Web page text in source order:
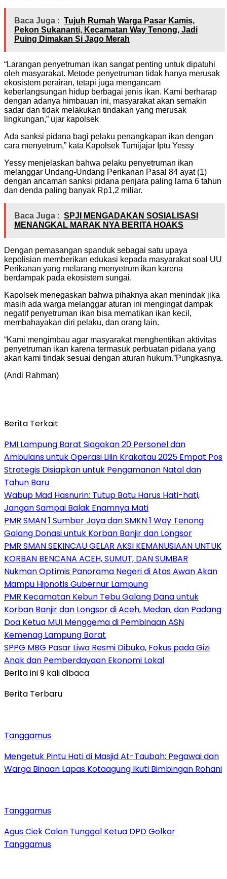
Baca Juga : Tujuh Rumah Warga Pasar Kamis,
Pekon Sukananti, Kecamatan Way Tenong, Jadi
Puing Dimakan Si Jago Merah
“Larangan penyetruman ikan sangat penting untuk dipatuhi
oleh masyarakat. Metode penyetruman tidak hanya merusak
ekosistem perairan, tetapi juga mengancam
keberlangsungan hidup berbagai jenis ikan. Kami berharap
dengan adanya himbauan ini, masyarakat akan semakin
sadar dan tidak melakukan tindakan yang merusak
lingkungan,” ujar kapolsek
Ada sanksi pidana bagi pelaku penangkapan ikan dengan
cara menyetrum,” kata Kapolsek Tumijajar Iptu Yessy
Yessy menjelaskan bahwa pelaku penyetruman ikan
melanggar Undang-Undang Perikanan Pasal 84 ayat (1)
dengan ancaman sanksi pidana penjara paling lama 6 tahun
dan denda paling banyak Rp1,2 miliar.
Baca Juga : SPJI MENGADAKAN SOSIALISASI
MENANGKAL MARAK NYA BERITA HOAKS
Dengan pemasangan spanduk sebagai satu upaya
kepolisian memberikan edukasi kepada masyarakat soal UU
Perikanan yang melarang menyetrum ikan karena
berdampak pada ekosistem sungai.
Kapolsek menegaskan bahwa pihaknya akan menindak jika
masih ada warga melanggar aturan ini mengingat dampak
negatif penyetruman ikan bisa mematikan ikan kecil,
membahayakan diri pelaku, dan orang lain.
“Kami mengimbau agar masyarakat menghentikan aktivitas
penyetruman ikan karena termasuk perbuatan pidana yang
akan kami tindak sesuai dengan aturan hukum.”Pungkasnya.
(Andi Rahman)
Berita Terkait
PMI Lampung Barat Siagakan 20 Personel dan
Ambulans untuk Operasi Lilin Krakatau 2025 Empat Pos
Strategis Disiapkan untuk Pengamanan Natal dan
Tahun Baru
Wabup Mad Hasnurin: Tutup Batu Harus Hati-hati,
Jangan Sampai Balak Enamnya Mati
PMR SMAN 1 Sumber Jaya dan SMKN 1 Way Tenong
Galang Donasi untuk Korban Banjir dan Longsor
PMR SMAN SEKINCAU GELAR AKSI KEMANUSIAAN UNTUK
KORBAN BENCANA ACEH, SUMUT, DAN SUMBAR
Nukman Optimis Panorama Negeri di Atas Awan Akan
Mampu Hipnotis Gubernur Lampung
PMR Kecamatan Kebun Tebu Galang Dana untuk
Korban Banjir dan Longsor di Aceh, Medan, dan Padang
Doa Ketua MUI Menggema di Pembinaan ASN
Kemenag Lampung Barat
SPPG MBG Pasar Liwa Resmi Dibuka, Fokus pada Gizi
Anak dan Pemberdayaan Ekonomi Lokal
Berita ini 9 kali dibaca
Berita Terbaru
Tanggamus
Mengetuk Pintu Hati di Masjid At-Taubah: Pegawai dan
Warga Binaan Lapas Kotaagung Ikuti Bimbingan Rohani
Tanggamus
Agus Ciek Calon Tunggal Ketua DPD Golkar
Tanggamus